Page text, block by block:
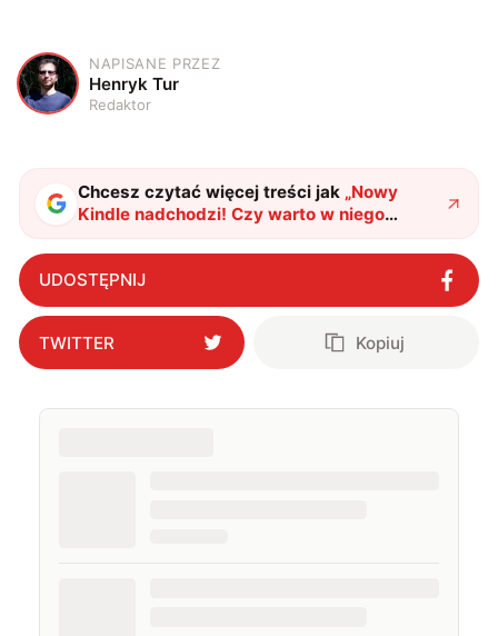
H
NAPISANE PRZEZ
Henryk Tur
Redaktor
Chcesz czytać więcej treści jak „Nowy
Kindle nadchodzi! Czy warto w niego
zainwestować?"?
UDOSTĘPNIJ
TWITTER Kopiuj